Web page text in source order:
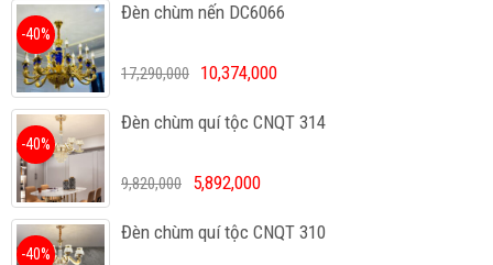
Đèn chùm nến DC6066
-40%
17,290,000 10,374,000
Đèn chùm quí tộc CNQT 314
-40%
9,820,000 5,892,000
Đèn chùm quí tộc CNQT 310
-40%